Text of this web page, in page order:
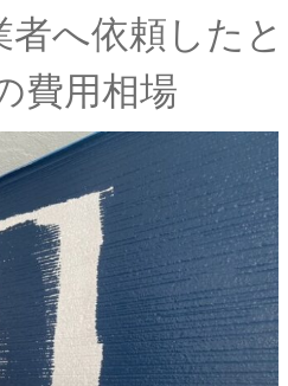
へ依頼したと
費用相場